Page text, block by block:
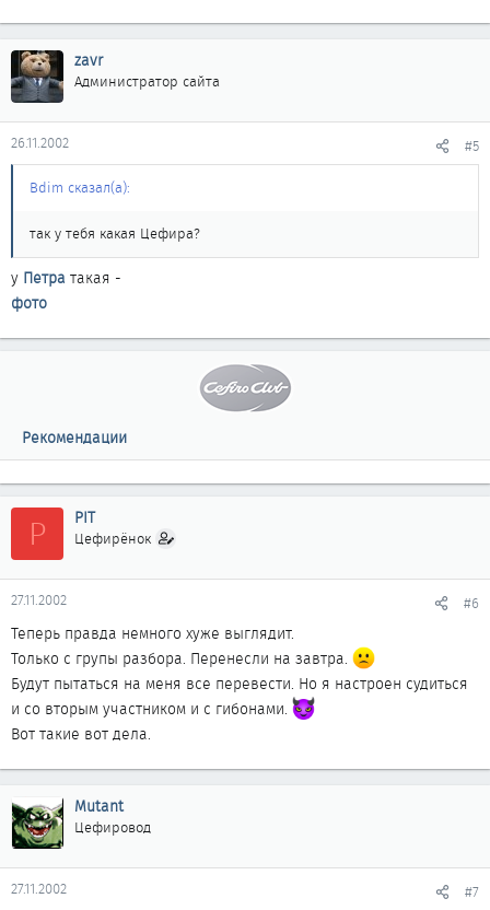
zavr
Администратор сайта
26.11.2002 #5
Bdim сказал(а):
так у тебя какая Цефира?
у Петра такая -
фото
Рекомендации
P PIT
Цефирёнок
27.11.2002 #6
Теперь правда немного хуже выглядит.
Только с групы разбора. Перенесли на завтра.
Будут пытаться на меня все перевести. Но я настроен судиться
и со вторым участником и с гибонами.
Вот такие вот дела.
Mutant
Цефировод
27.11.2002 #7